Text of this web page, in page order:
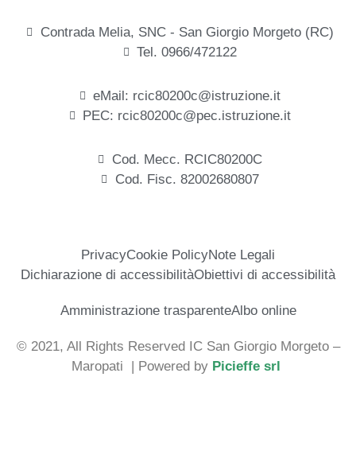
Contrada Melia, SNC - San Giorgio Morgeto (RC)
Tel. 0966/472122
eMail: rcic80200c@istruzione.it
PEC: rcic80200c@pec.istruzione.it
Cod. Mecc. RCIC80200C
Cod. Fisc. 82002680807
PrivacyCookie PolicyNote Legali
Dichiarazione di accessibilitàObiettivi di accessibilità
Amministrazione trasparenteAlbo online
© 2021, All Rights Reserved IC San Giorgio Morgeto –
Maropati
| Powered by Picieffe srl